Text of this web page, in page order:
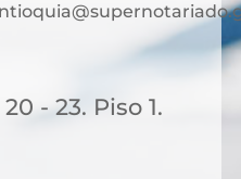
- 23. Piso 1.